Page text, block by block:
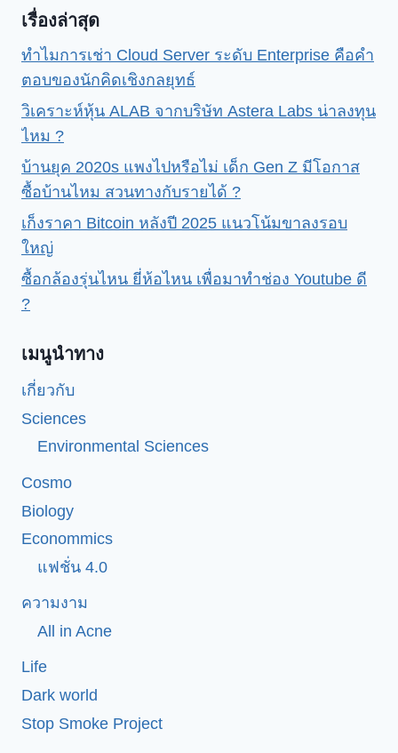
เรื่องล่าสุด
ทำไมการเช่า Cloud Server ระดับ Enterprise คือคำ
ตอบของนักคิดเชิงกลยุทธ์
วิเคราะห์หุ้น ALAB จากบริษัท Astera Labs น่าลงทุน
ไหม ?
บ้านยุค 2020s แพงไปหรือไม่ เด็ก Gen Z มีโอกาส
ซื้อบ้านไหม สวนทางกับรายได้ ?
เก็งราคา Bitcoin หลังปี 2025 แนวโน้มขาลงรอบ
ใหญ่
ซื้อกล้องรุ่นไหน ยี่ห้อไหน เพื่อมาทำช่อง Youtube ดี
?
เมนูนำทาง
เกี่ยวกับ
Sciences
Environmental Sciences
Cosmo
Biology
Econommics
แฟชั่น 4.0
ความงาม
All in Acne
Life
Dark world
Stop Smoke Project